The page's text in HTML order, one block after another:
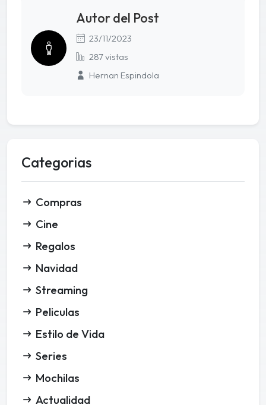
Autor del Post
23/11/2023
287 vistas
Hernan Espindola
Categorias
Compras
Cine
Regalos
Navidad
Streaming
Peliculas
Estilo de Vida
Series
Mochilas
Actualidad